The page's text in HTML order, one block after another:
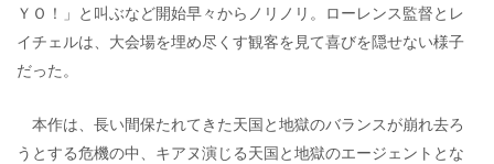
ＹＯ！」と叫ぶなど開始早々からノリノリ。ローレンス監督とレ
イチェルは、大会場を埋め尽くす観客を見て喜びを隠せない様子
だった。
本作は、長い間保たれてきた天国と地獄のバランスが崩れ去ろ
うとする危機の中、キアヌ演じる天国と地獄のエージェントとな